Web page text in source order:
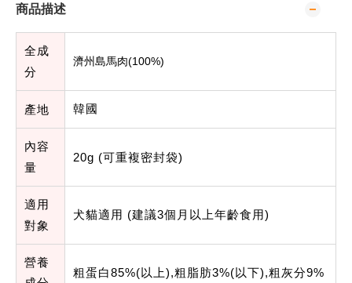
商品描述
全成
分
濟州島馬肉(100%)
產地 韓國
內容
量
20g (可重複密封袋)
適用
對象
犬貓適用 (建議3個月以上年齡食用)
營養
粗蛋白85%(以上),粗脂肪3%(以下),粗灰分9%